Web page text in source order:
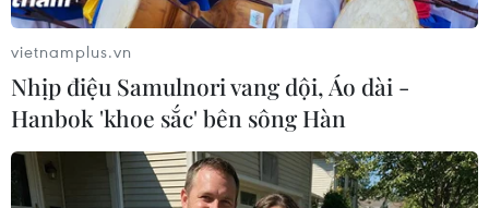
khắc phục sạt lở trên các
tuyến giao thông
Thi công trở lại dự án sửa
chữa Quốc lộ 30 sau phản
ánh của TTXVN
vietnamplus.vn
Nhịp điệu Samulnori vang dội, Áo dài -
Hanbok 'khoe sắc' bên sông Hàn